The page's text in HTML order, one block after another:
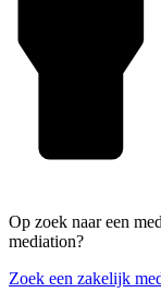
Op zoek naar een
mediation?
Zoek een zakelijk